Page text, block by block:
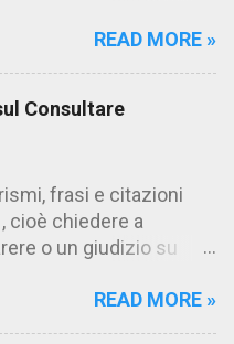
anche una raccolta di
colui che ritiene
fortunata, per averlo
del tradimento. Ciò lo
assai comodo.
Elenco analitico dei
1856) Traduzione
- Volume 29,
READ MORE »
Consultare
frasi e citazioni
cioè chiedere a
o un giudizio su
anche allaREAD MORE »